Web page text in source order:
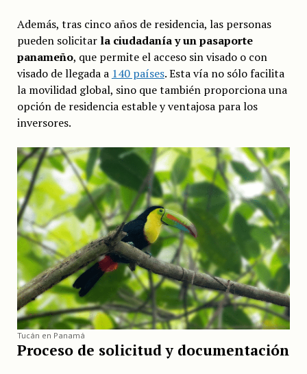
Además, tras cinco años de residencia, las personas
pueden solicitarla ciudadanía y un pasaporte
panameño, que permite el acceso sin visado o con
visado de llegada a 140 países. Esta vía no sólo facilita
la movilidad global, sino que también proporciona una
opción de residencia estable y ventajosa para los
inversores.
Tucán en Panamá
Proceso de solicitud y documentación